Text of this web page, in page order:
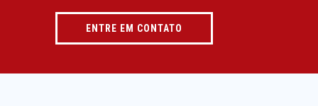
ENTRE EM CONTATO